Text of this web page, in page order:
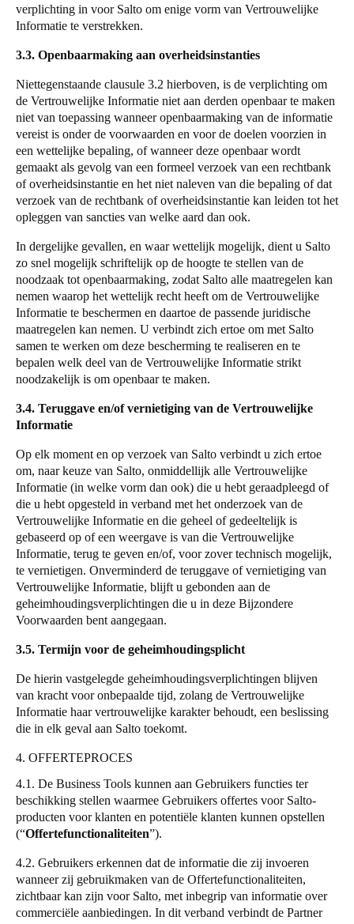
verplichting in voor Salto om enige vorm van Vertrouwelijke
Informatie te verstrekken.
3.3. Openbaarmaking aan overheidsinstanties
Niettegenstaande clausule 3.2 hierboven, is de verplichting om
de Vertrouwelijke Informatie niet aan derden openbaar te maken
niet van toepassing wanneer openbaarmaking van de informatie
vereist is onder de voorwaarden en voor de doelen voorzien in
een wettelijke bepaling, of wanneer deze openbaar wordt
gemaakt als gevolg van een formeel verzoek van een rechtbank
of overheidsinstantie en het niet naleven van die bepaling of dat
verzoek van de rechtbank of overheidsinstantie kan leiden tot het
opleggen van sancties van welke aard dan ook.
In dergelijke gevallen, en waar wettelijk mogelijk, dient u Salto
zo snel mogelijk schriftelijk op de hoogte te stellen van de
noodzaak tot openbaarmaking, zodat Salto alle maatregelen kan
nemen waarop het wettelijk recht heeft om de Vertrouwelijke
Informatie te beschermen en daartoe de passende juridische
maatregelen kan nemen. U verbindt zich ertoe om met Salto
samen te werken om deze bescherming te realiseren en te
bepalen welk deel van de Vertrouwelijke Informatie strikt
noodzakelijk is om openbaar te maken.
3.4. Teruggave en/of vernietiging van de Vertrouwelijke
Informatie
Op elk moment en op verzoek van Salto verbindt u zich ertoe
om, naar keuze van Salto, onmiddellijk alle Vertrouwelijke
Informatie (in welke vorm dan ook) die u hebt geraadpleegd of
die u hebt opgesteld in verband met het onderzoek van de
Vertrouwelijke Informatie en die geheel of gedeeltelijk is
gebaseerd op of een weergave is van die Vertrouwelijke
Informatie, terug te geven en/of, voor zover technisch mogelijk,
te vernietigen. Onverminderd de teruggave of vernietiging van
Vertrouwelijke Informatie, blijft u gebonden aan de
geheimhoudingsverplichtingen die u in deze Bijzondere
Voorwaarden bent aangegaan.
3.5. Termijn voor de geheimhoudingsplicht
De hierin vastgelegde geheimhoudingsverplichtingen blijven
van kracht voor onbepaalde tijd, zolang de Vertrouwelijke
Informatie haar vertrouwelijke karakter behoudt, een beslissing
die in elk geval aan Salto toekomt.
4. OFFERTEPROCES
4.1. De Business Tools kunnen aan Gebruikers functies ter
beschikking stellen waarmee Gebruikers offertes voor Salto-
producten voor klanten en potentiële klanten kunnen opstellen
(“Offertefunctionaliteiten”).
4.2. Gebruikers erkennen dat de informatie die zij invoeren
wanneer zij gebruikmaken van de Offertefunctionaliteiten,
zichtbaar kan zijn voor Salto, met inbegrip van informatie over
commerciële aanbiedingen. In dit verband verbindt de Partner